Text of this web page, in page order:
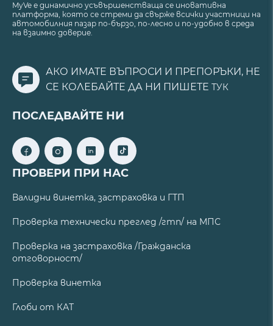
MyVe е динамично усъвършенстваща се иновативна
платформа, която се стреми да свърже всички участници на
автомобилния пазар по-бързо, по-лесно и по-удобно в среда
на взаимно доверие.
АКО ИМАТЕ ВЪПРОСИ И ПРЕПОРЪКИ, НЕ
СЕ КОЛЕБАЙТЕ ДА НИ ПИШЕТЕ ТУК
ПОСЛЕДВАЙТЕ НИ
ПРОВЕРИ ПРИ НАС
Валидни винетка, застраховка и ГТП
Проверка технически преглед /гтп/ на МПС
Проверка на застраховка /Гражданска
отговорност/
Проверка винетка
Глоби от КАТ